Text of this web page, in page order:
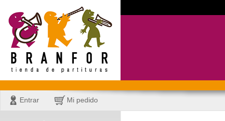
Entrar Mi pedido